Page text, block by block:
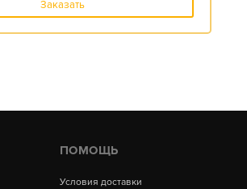
Заказать
ПОМОЩЬ
Условия доставки